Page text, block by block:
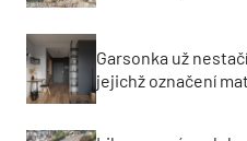
Garsonka už
jejichž označení